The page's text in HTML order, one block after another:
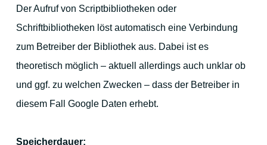
Der Aufruf von Scriptbibliotheken oder
Schriftbibliotheken löst automatisch eine Verbindung
zum Betreiber der Bibliothek aus. Dabei ist es
theoretisch möglich – aktuell allerdings auch unklar ob
und ggf. zu welchen Zwecken – dass der Betreiber in
diesem Fall Google Daten erhebt.
Speicherdauer: